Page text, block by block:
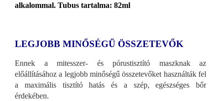
alkalommal. Tubus tartalma: 82ml
LEGJOBB MINŐSÉGŰ ÖSSZETEVŐK
Ennek a mitesszer- és pórustisztító maszknak az
előállításához a legjobb minőségű összetevőket használták fel
a maximális tisztító hatás és a szép, egészséges bőr
érdekében.